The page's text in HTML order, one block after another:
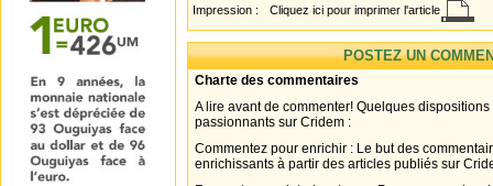
Impression : Cliquez ici pour imprimer l'article
POSTEZ UN
Charte des commentaires
A lire avant de commenter! Quelques
passionnants sur Cridem :
Commentez pour enrichir : Le but des
enrichissants à partir des articles publiés sur